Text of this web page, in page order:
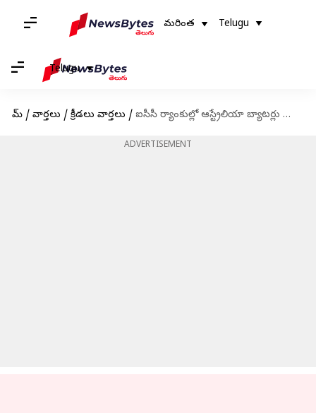
మరింత Telugu
Telugu
హోమ్ / వార్తలు / క్రీడలు వార్తలు / ఐసీసీ ర్యాంకుల్లో ఆస్ట్రేలియా బ్యాటర్లు ముందంజ.. దూసుకొచ్చిన అంజిక్య రహానే
ADVERTISEMENT